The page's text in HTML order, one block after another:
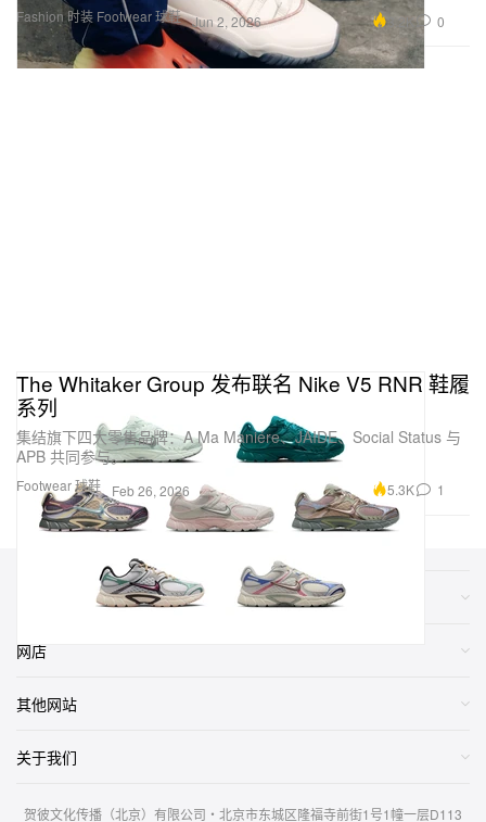
Fashion 时装 Footwear 球鞋 Jun 2, 2026 3.2K 0
Footwear 球鞋
The Whitaker Group 发布联名 Nike V5 RNR 鞋履
系列
集结旗下四大零售品牌：A Ma Maniére、JAIDE、Social Status 与
APB 共同参与。
Feb 26, 2026 5.3K 1
网店
其他网站
关于我们
贺彼文化传播（北京）有限公司・北京市东城区隆福寺前街1号1幢一层D113